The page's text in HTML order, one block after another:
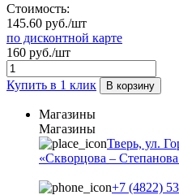
Стоимость:
145.60 руб./шт
по дисконтной карте
160 руб./шт
Купить в 1 клик В корзину
Магазины
Магазины
Тверь, ул.
«Скворцова –
+7 (4822)